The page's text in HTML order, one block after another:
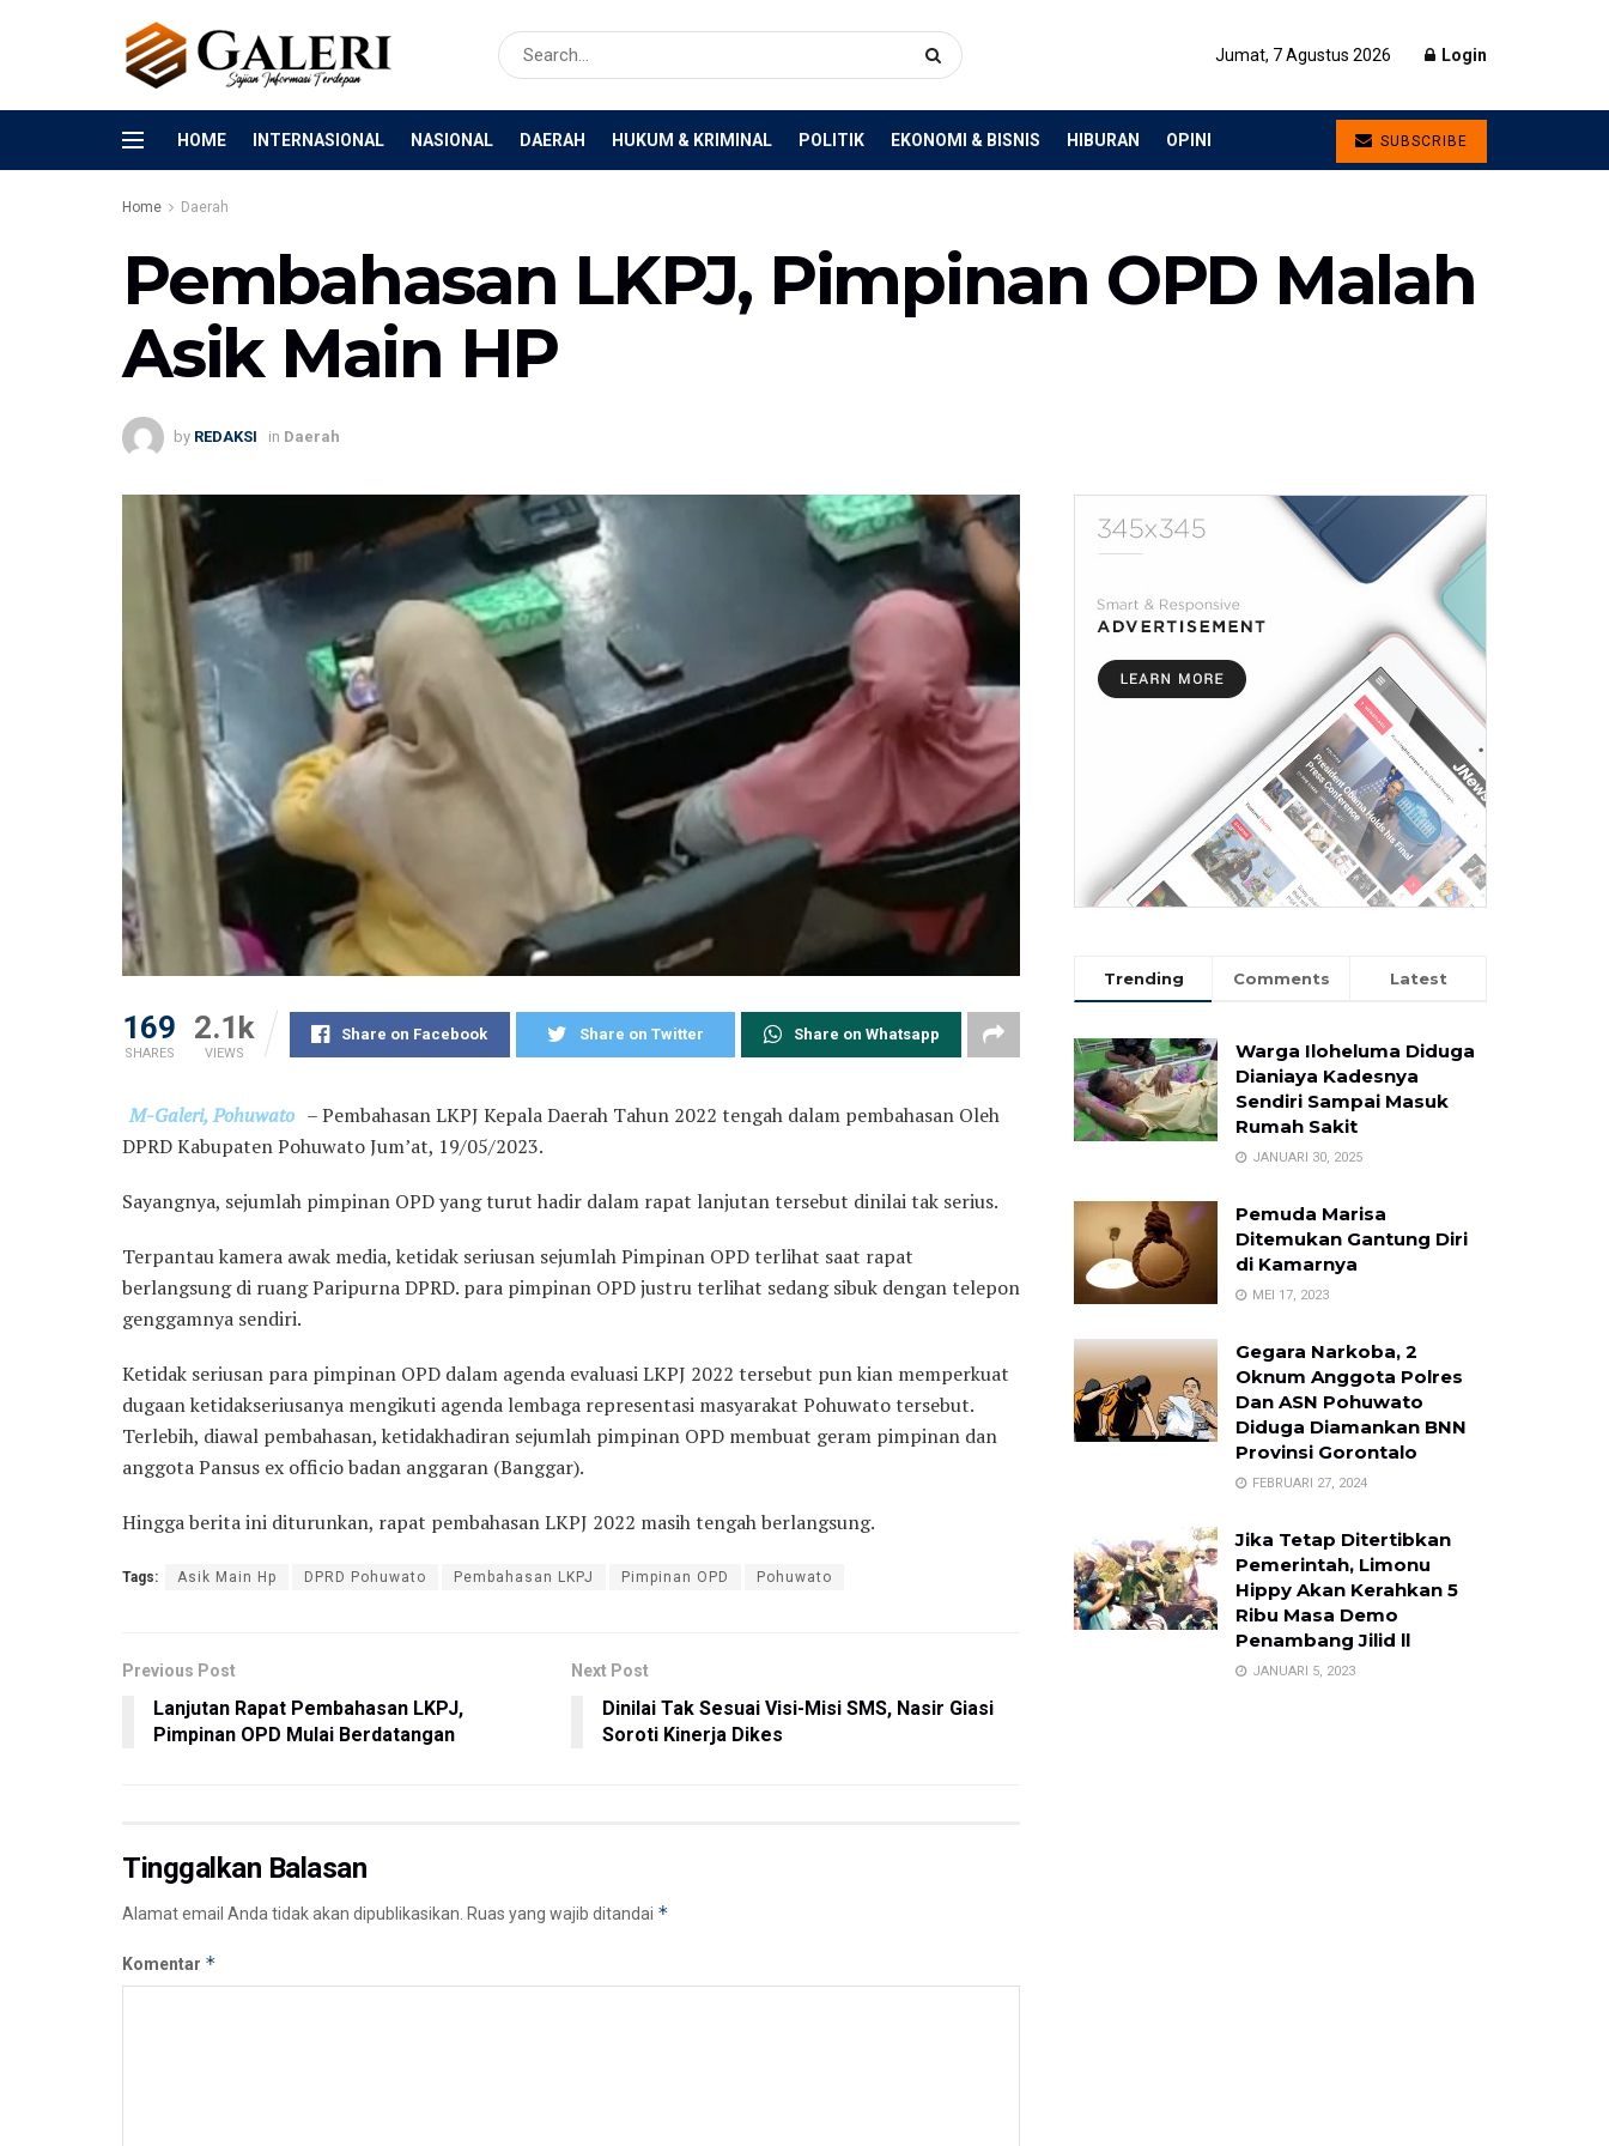
Jumat, 7 Agustus 2026 Login
HOME INTERNASIONAL NASIONAL DAERAH HUKUM & KRIMINAL POLITIK EKONOMI & BISNIS HIBURAN OPINI SUBSCRIBE
Home Daerah
Pembahasan LKPJ, Pimpinan OPD Malah
Asik Main HP
by REDAKSI in Daerah
169
SHARES
2.1k
VIEWS
Share on Facebook Share on Twitter Share on Whatsapp
M-Galeri, Pohuwato – Pembahasan LKPJ Kepala Daerah Tahun 2022 tengah dalam pembahasan Oleh
DPRD Kabupaten Pohuwato Jum’at, 19/05/2023.
Sayangnya, sejumlah pimpinan OPD yang turut hadir dalam rapat lanjutan tersebut dinilai tak serius.
Terpantau kamera awak media, ketidak seriusan sejumlah Pimpinan OPD terlihat saat rapat
berlangsung di ruang Paripurna DPRD. para pimpinan OPD justru terlihat sedang sibuk dengan telepon
genggamnya sendiri.
Ketidak seriusan para pimpinan OPD dalam agenda evaluasi LKPJ 2022 tersebut pun kian memperkuat
dugaan ketidakseriusanya mengikuti agenda lembaga representasi masyarakat Pohuwato tersebut.
Terlebih, diawal pembahasan, ketidakhadiran sejumlah pimpinan OPD membuat geram pimpinan dan
anggota Pansus ex officio badan anggaran (Banggar).
Hingga berita ini diturunkan, rapat pembahasan LKPJ 2022 masih tengah berlangsung.
Tags: Asik Main Hp DPRD Pohuwato Pembahasan LKPJ Pimpinan OPD Pohuwato
Previous Post
Lanjutan Rapat Pembahasan LKPJ,
Pimpinan OPD Mulai Berdatangan
Next Post
Dinilai Tak Sesuai Visi-Misi SMS, Nasir Giasi
Soroti Kinerja Dikes
Tinggalkan Balasan
Alamat email Anda tidak akan dipublikasikan. Ruas yang wajib ditandai *
Komentar *
Trending Comments Latest
Warga Iloheluma Diduga
Dianiaya Kadesnya
Sendiri Sampai Masuk
Rumah Sakit
JANUARI 30, 2025
Pemuda Marisa
Ditemukan Gantung Diri
di Kamarnya
MEI 17, 2023
Gegara Narkoba, 2
Oknum Anggota Polres
Dan ASN Pohuwato
Diduga Diamankan BNN
Provinsi Gorontalo
FEBRUARI 27, 2024
Jika Tetap Ditertibkan
Pemerintah, Limonu
Hippy Akan Kerahkan 5
Ribu Masa Demo
Penambang Jilid ll
JANUARI 5, 2023